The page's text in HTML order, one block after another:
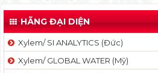
HÃNG ĐẠI DIỆN
Xylem/ SI ANALYTICS (Đức)
Xylem/ GLOBAL WATER (Mỹ)